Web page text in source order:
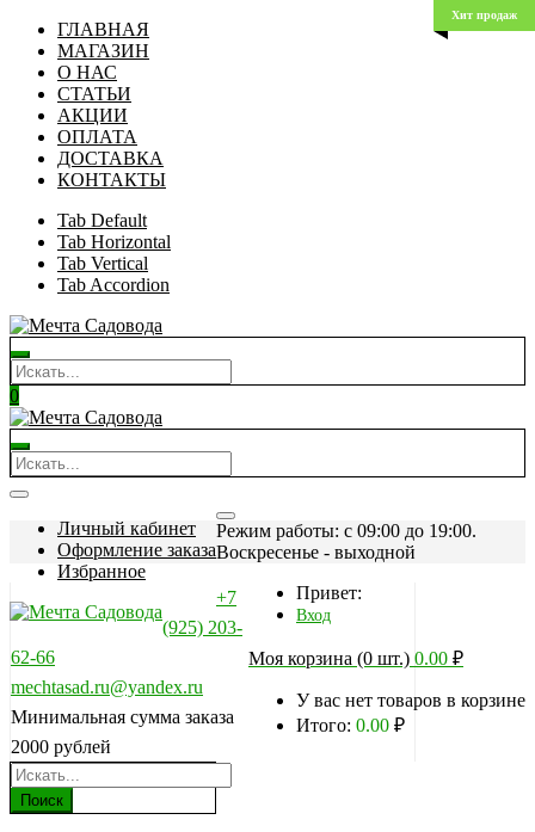
ГЛАВНАЯ
МАГАЗИН
О НАС
СТАТЬИ
АКЦИИ
ОПЛАТА
ДОСТАВКА
КОНТАКТЫ
Tab Default
Tab Horizontal
Tab Vertical
Tab Accordion
0
Личный кабинет
Оформление заказа
Избранное
Режим работы: c 09:00 до 19:00.
Воскресенье - выходной
Привет:
Вход
Моя корзина (0 шт.) 0.00 ₽
У вас нет товаров в корзине
Итого: 0.00 ₽
+7
(925) 203-
62-66
mechtasad.ru@yandex.ru
Минимальная сумма заказа
2000 рублей
Поиск
Хит продаж